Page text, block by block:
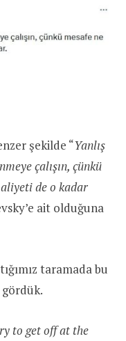
şekilde “Yanlış
çalışın, çünkü
de o kadar
ait olduğuna
taramada bu
to get off at the